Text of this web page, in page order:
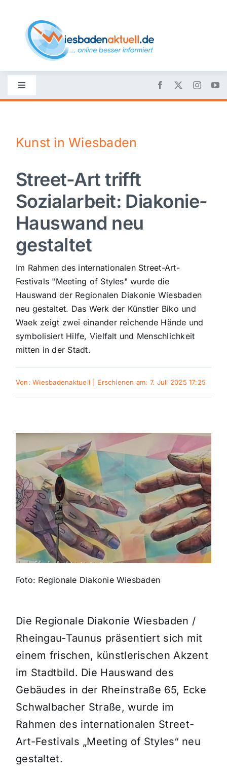
content
Toggle
Navigation
Nachrichten
Politik
Wirtschaft
Sport
Kultur
Panorama
Mein Stadtteil
Galerie
Polizeimeldungen
Themen und Termine
Gewinnspiele
Kunst in Wiesbaden
Street-Art trifft
Sozialarbeit: Diakonie-
Hauswand neu
gestaltet
Im Rahmen des internationalen Street-Art-
Festivals "Meeting of Styles" wurde die
Hauswand der Regionalen Diakonie Wiesbaden
neu gestaltet. Das Werk der Künstler Biko und
Waek zeigt zwei einander reichende Hände und
symbolisiert Hilfe, Vielfalt und Menschlichkeit
mitten in der Stadt.
Von:Wiesbadenaktuell Erschienen am: 7. Juli 2025 17:25
Foto: Regionale Diakonie Wiesbaden
Die Regionale Diakonie Wiesbaden /
Rheingau-Taunus präsentiert sich mit
einem frischen, künstlerischen Akzent
im Stadtbild. Die Hauswand des
Gebäudes in der Rheinstraße 65, Ecke
Schwalbacher Straße, wurde im
Rahmen des internationalen Street-
Art-Festivals „Meeting of Styles“ neu
gestaltet.